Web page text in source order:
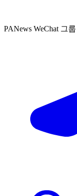
PANews WeChat 그룹